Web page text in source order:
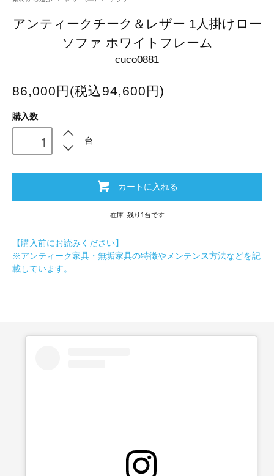
アンティークチーク＆レザー 1人掛けロー
ソファ ホワイトフレーム
cuco0881
86,000円(税込94,600円)
購入数
台
カートに入れる
在庫 残り1台です
【購入前にお読みください】
※アンティーク家具・無垢家具の特徴やメンテンス方法などを記
載しています。